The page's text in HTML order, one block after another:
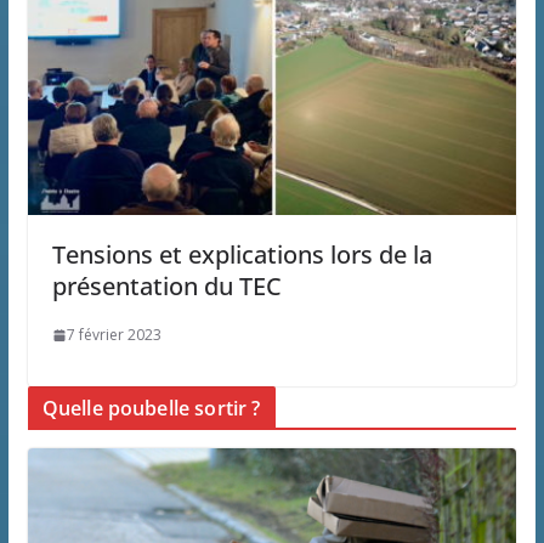
Tensions et explications lors de la
présentation du TEC
7 février 2023
Quelle poubelle sortir ?